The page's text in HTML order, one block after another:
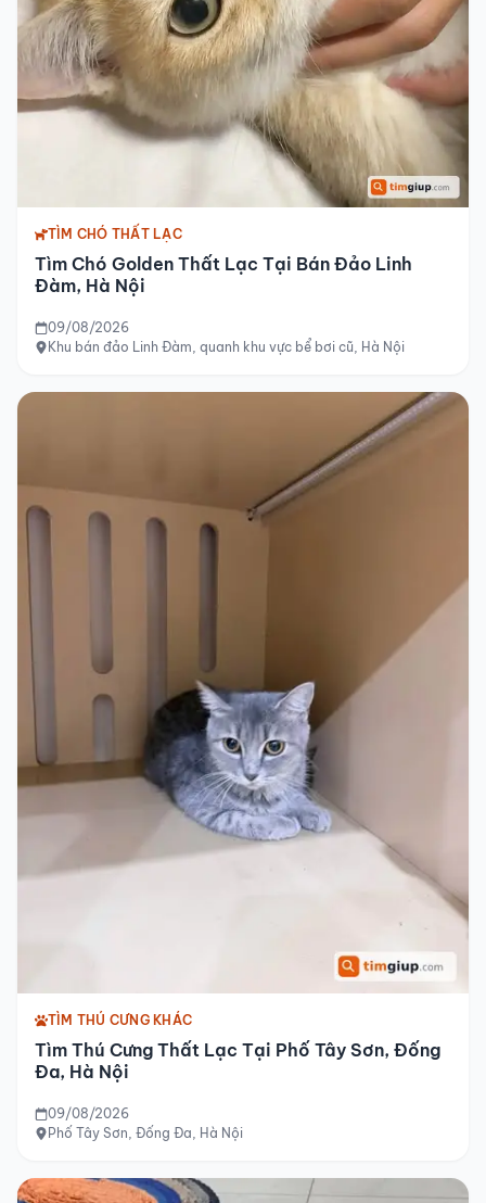
TÌM CHÓ THẤT LẠC
Tìm Chó Golden Thất Lạc Tại Bán Đảo Linh
Đàm, Hà Nội
09/08/2026
Khu bán đảo Linh Đàm, quanh khu vực bể bơi cũ, Hà Nội
TÌM THÚ CƯNG KHÁC
Tìm Thú Cưng Thất Lạc Tại Phố Tây Sơn, Đống
Đa, Hà Nội
09/08/2026
Phố Tây Sơn, Đống Đa, Hà Nội